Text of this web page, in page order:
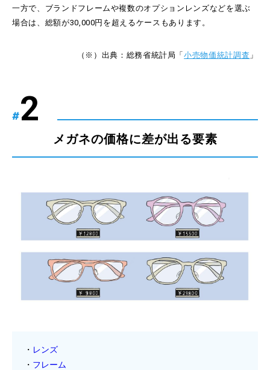
一方で、ブランドフレームや複数のオプションレンズなどを選ぶ
場合は、総額が30,000円を超えるケースもあります。
（※）出典：総務省統計局「小売物価統計調査 」
#
メガネの価格に差が出る要素
レンズ
フレーム